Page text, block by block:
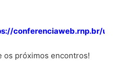
conferenciaweb.rnp.br/ufsc/
os próximos encontros!